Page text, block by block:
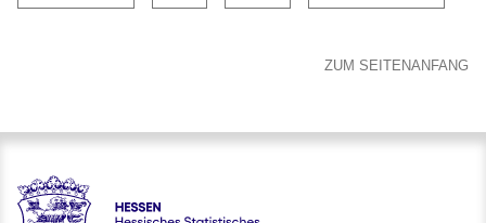
ZUM SEITENANFANG